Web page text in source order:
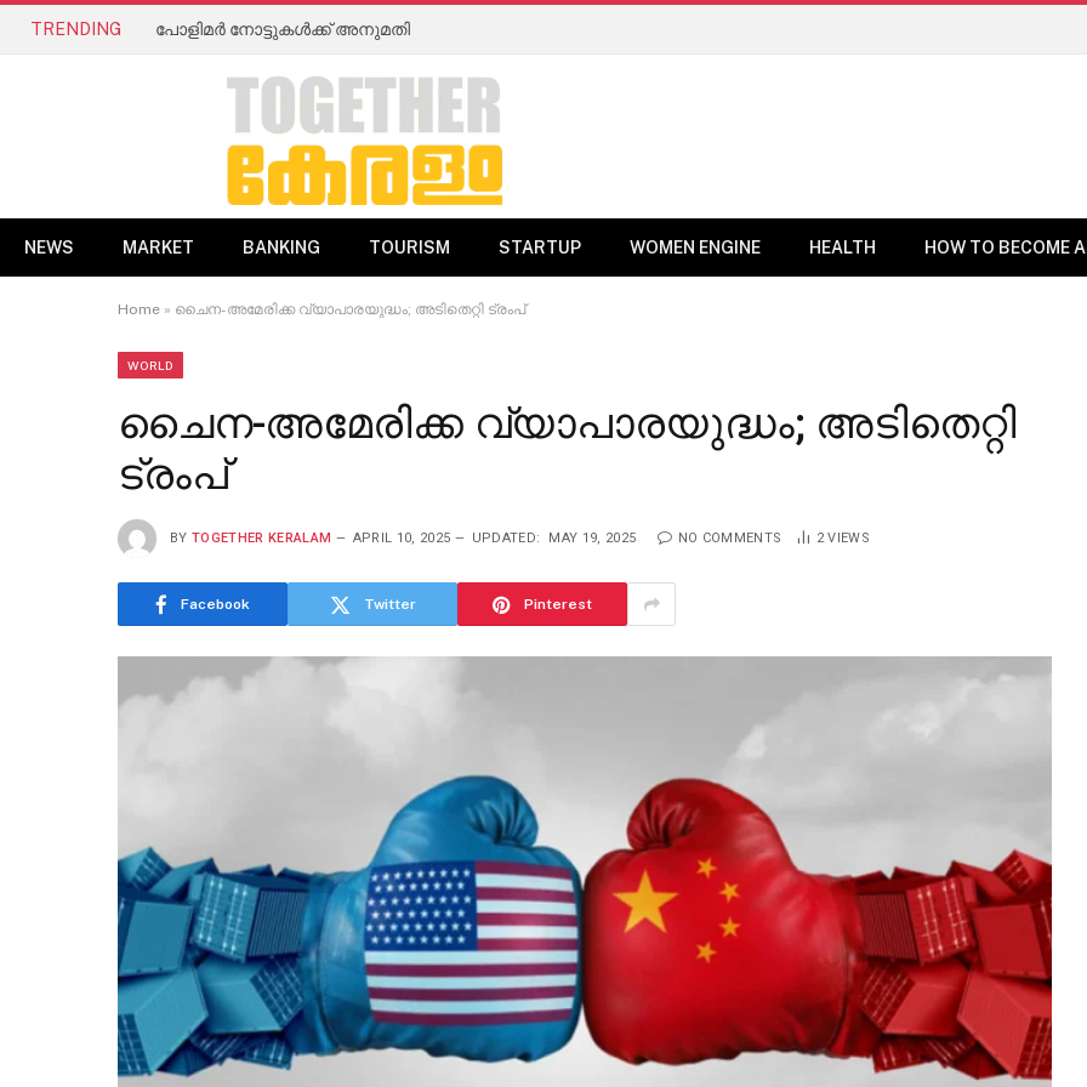
TRENDING പോളിമർ നോട്ടുകൾക്ക് അനുമതി
NEWS MARKET BANKING TOURISM STARTUP WOMEN ENGINE HEALTH HOW TO BECOME
Home » ചൈന-അമേരിക്ക വ്യാപാരയുദ്ധം; അടിതെറ്റി ട്രംപ്
WORLD
ചൈന-അമേരിക്ക വ്യാപാരയുദ്ധം; അടിതെറ്റി
ട്രംപ്
BY TOGETHER KERALAM APRIL 10, 2025 UPDATED: MAY 19, 2025 NO COMMENTS 2VIEWS
Facebook Twitter Pinterest
BUSINESS NEWS
ആർകോൺ ഹോംസിനൊപ്പം വിനീതും